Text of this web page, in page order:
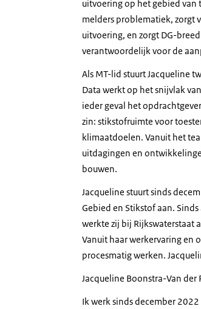
uitvoering op het gebied van
melders problematiek, zorgt
uitvoering, en zorgt DG-
verantwoordelijk voor de
Als MT-lid stuurt Jacqueline
Data werkt op het snijvlak
ieder geval het
zin: stikstofruimte voor
klimaatdoelen. Vanuit het
uitdagingen en
bouwen.
Jacqueline stuurt sinds
Gebied en Stikstof aan.
werkte zij bij Rijkswaterstaat
Vanuit haar werkervaring en
procesmatig werken.
Jacqueline Boonstra-Van der
Ik werk sinds december